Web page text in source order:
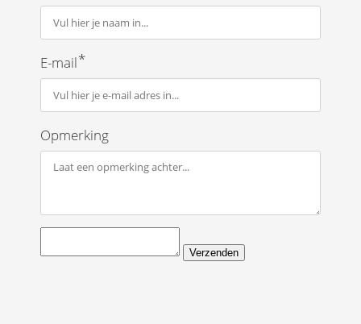
E-mail*
Opmerking
Verzenden